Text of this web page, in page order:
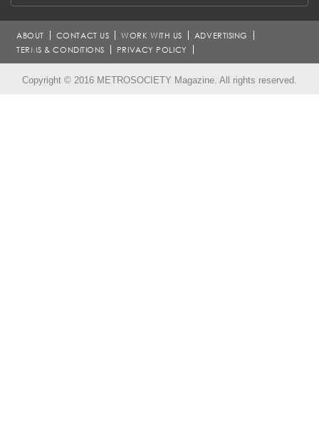
ABOUT CONTACT US WORK WITH US
ADVERTISING
TERMS & CONDITIONS
PRIVACY POLICY
Copyright © 2016 METROSOCIETY Magazine. All rights reserved.